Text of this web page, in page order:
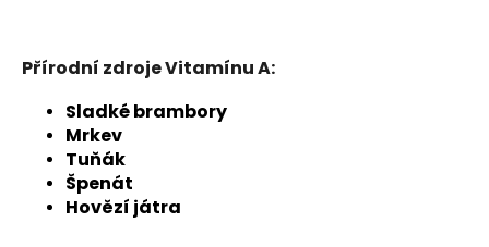
Přírodní zdroje Vitamínu A:
Sladké brambory
Mrkev
Tuňák
Špenát
Hovězí játra